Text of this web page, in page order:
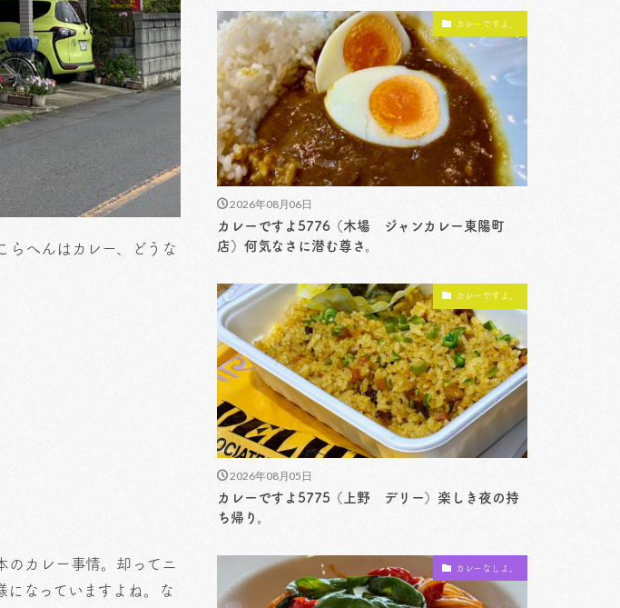
らへんはカレー、どうな
のカレー事情。却ってニ
になっていますよね。な
カレーですよ。
2026年08月06日
カレーですよ5776（木場 ジャンカレー東陽町
店）何気なさに潜む尊さ。
カレーですよ。
2026年08月05日
カレーですよ5775（上野 デリー）楽しき夜の持
ち帰り。
カレーなしよ。